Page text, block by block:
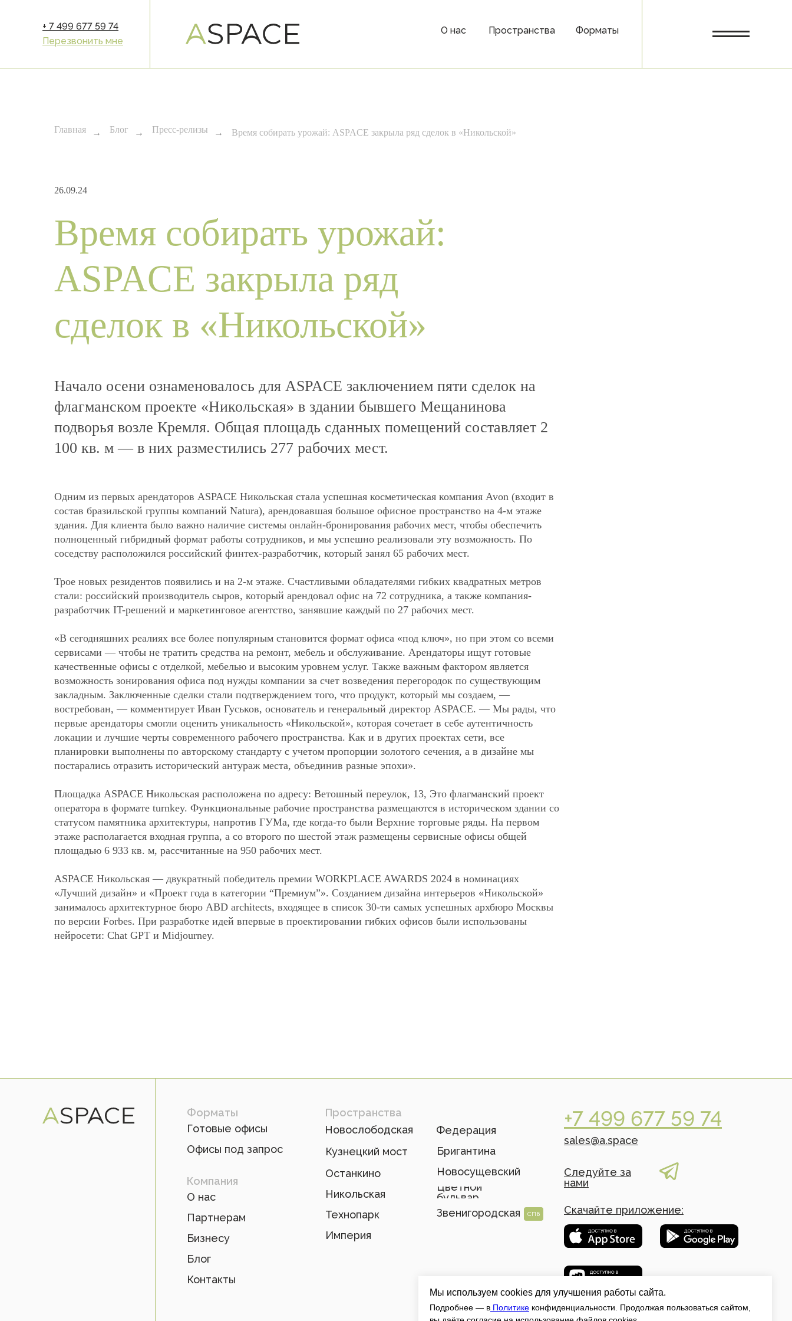
О нас Пространства
Форматы
Перезвонить мне
+ 7 499 677 59 74
Пространства
Кузнецкий мост
Цветной бульвар
Форматы
Офисы под запрос
Новосущевский
Никольская
Бригантина
Федерация
Главная → Блог → Пресс-релизы → Время собирать урожай: ASPACE закрыла ряд сделок в «Никольской»
26.09.24
Время собирать урожай:
ASPACE закрыла ряд
сделок в «Никольской»
Начало осени ознаменовалось для ASPACE заключением пяти сделок на
флагманском проекте «Никольская» в здании бывшего Мещанинова
подворья возле Кремля. Общая площадь сданных помещений составляет 2
100 кв. м — в них разместились 277 рабочих мест.
Одним из первых арендаторов ASPACE Никольская стала успешная косметическая компания Avon (входит в
состав бразильской группы компаний Natura), арендовавшая большое офисное пространство на 4-м этаже
здания. Для клиента было важно наличие системы онлайн-бронирования рабочих мест, чтобы обеспечить
полноценный гибридный формат работы сотрудников, и мы успешно реализовали эту возможность. По
соседству расположился российский финтех-разработчик, который занял 65 рабочих мест.
Трое новых резидентов появились и на 2-м этаже. Счастливыми обладателями гибких квадратных метров
стали: российский производитель сыров, который арендовал офис на 72 сотрудника, а также компания-
разработчик IT-решений и маркетинговое агентство, занявшие каждый по 27 рабочих мест.
«В сегодняшних реалиях все более популярным становится формат офиса «под ключ», но при этом со всеми
сервисами — чтобы не тратить средства на ремонт, мебель и обслуживание. Арендаторы ищут готовые
качественные офисы с отделкой, мебелью и высоким уровнем услуг. Также важным фактором является
возможность зонирования офиса под нужды компании за счет возведения перегородок по существующим
закладным. Заключенные сделки стали подтверждением того, что продукт, который мы создаем, —
востребован, — комментирует Иван Гуськов, основатель и генеральный директор ASPACE. — Мы рады, что
первые арендаторы смогли оценить уникальность «Никольской», которая сочетает в себе аутентичность
локации и лучшие черты современного рабочего пространства. Как и в других проектах сети, все
планировки выполнены по авторскому стандарту с учетом пропорции золотого сечения, а в дизайне мы
постарались отразить исторический антураж места, объединив разные эпохи».
Площадка ASPACE Никольская расположена по адресу: Ветошный переулок, 13, Это флагманский проект
оператора в формате turnkey. Функциональные рабочие пространства размещаются в историческом здании со
статусом памятника архитектуры, напротив ГУМа, где когда-то были Верхние торговые ряды. На первом
этаже располагается входная группа, а со второго по шестой этаж размещены сервисные офисы общей
площадью 6 933 кв. м, рассчитанные на 950 рабочих мест.
ASPACE Никольская — двукратный победитель премии WORKPLACE AWARDS 2024 в номинациях
«Лучший дизайн» и «Проект года в категории “Премиум”». Созданием дизайна интерьеров «Никольской»
занималось архитектурное бюро ABD architects, входящее в список 30-ти самых успешных архбюро Москвы
по версии Forbes. При разработке идей впервые в проектировании гибких офисов были использованы
нейросети: Chat GPT и Midjourney.
Форматы Пространства
sales@a.space
Готовые офисы
Офисы под запрос
Цветной
бульвар
Звенигородская
Федерация
Никольская
Новосущевский
Бригантина
Кузнецкий мост
Империя
Компания
О нас
Партнерам
Бизнесу
Блог
Контакты
Следуйте за
нами
Скачайте приложение:
Технопарк
+7 499 677 59 74
Останкино
СПБ
Новослободская
Мы используем cookies для улучшения работы сайта.
Подробнее — в Политике конфиденциальности. Продолжая пользоваться сайтом,